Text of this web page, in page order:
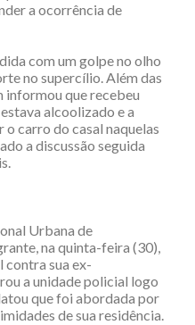
a ocorrência de
com um golpe no olho
no supercílio. Além das
informou que recebeu
alcoolizado e a
carro do casal naquelas
a discussão seguida
Urbana de
na quinta-feira (30),
contra sua ex-
a unidade policial logo
que foi abordada por
de sua residência.